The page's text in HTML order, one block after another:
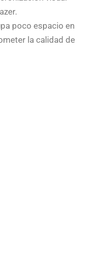
poco espacio en
la calidad de